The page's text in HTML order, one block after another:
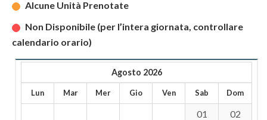
Alcune Unità Prenotate
Non Disponibile (per l’intera giornata, controllare
calendario orario)
Agosto 2026
Lun Mar Mer Gio Ven Sab Dom
01
02